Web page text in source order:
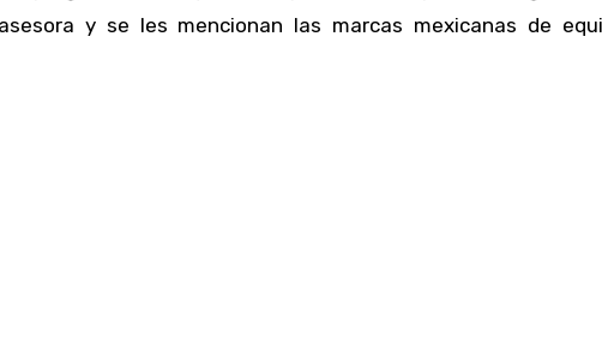
y se les mencionan las marcas mexicanas de